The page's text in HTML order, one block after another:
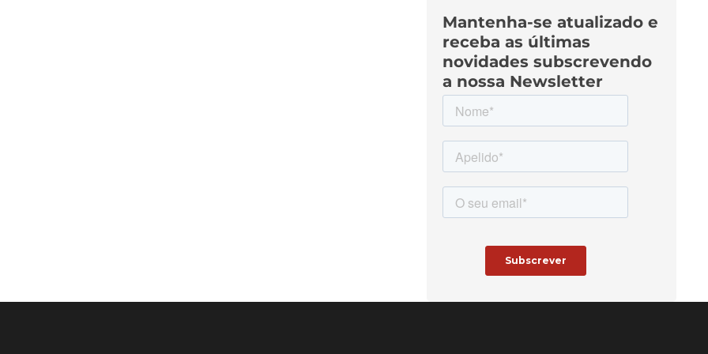
Mantenha-se atualizado e
receba as últimas
novidades subscrevendo
a nossa Newsletter